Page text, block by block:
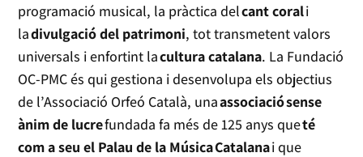
programació musical, la pràctica delcant corali
ladivulgació del patrimoni, tot transmetent valors
universals i enfortint lacultura catalana. La Fundació
OC-PMC és qui gestiona i desenvolupa els objectius
de l’Associació Orfeó Català, unaassociació sense
ànim de lucrefundada fa més de 125 anys queté
com a seu el Palau de la Música Catalanai que